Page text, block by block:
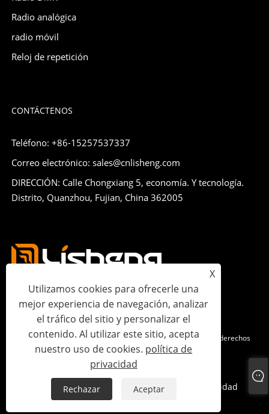
Radio analógica
radio móvil
Reloj de repetición
CONTÁCTENOS
Teléfono: +86-15257537337
Correo electrónico: sales@cnlisheng.com
DIRECCIÓN: Calle Chongxiang 5, economía. Y tecnología.
Distrito, Quanzhou, Fujian, China 362005
Copyright © 2023 Lisheng Communications Co., Ltd. Todos los derechos
Sitemap RSS XML política de privacidad
X
Utilizamos cookies para ofrecerle una
mejor experiencia de navegación, analizar
el tráfico del sitio y personalizar el
contenido. Al utilizar este sitio, acepta
nuestro uso de cookies. política de
privacidad
Rechazar Aceptar